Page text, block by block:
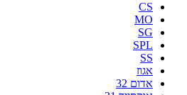
CS
MO
SG
SPL
SS
אגוז
אדום 32